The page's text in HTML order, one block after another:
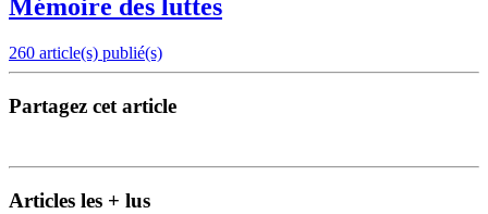
Mémoire des luttes
260 article(s) publié(s)
Partagez cet article
Articles les + lus